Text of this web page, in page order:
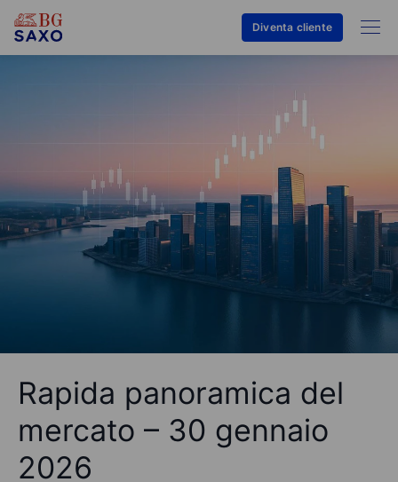
Diventa cliente
Rapida panoramica del
mercato – 30 gennaio
2026